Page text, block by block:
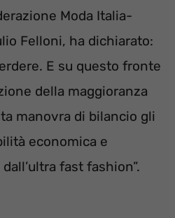
Moda Italia-
Felloni, ha dichiarato:
E su questo fronte
della maggioranza
manovra di bilancio gli
economica e
fast fashion”.